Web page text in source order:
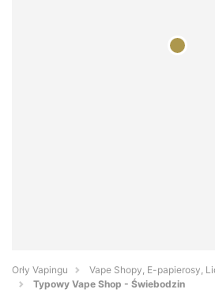
Orły Vapingu
Vape Shopy, E-papierosy,
Typowy Vape Shop - Świebodzin